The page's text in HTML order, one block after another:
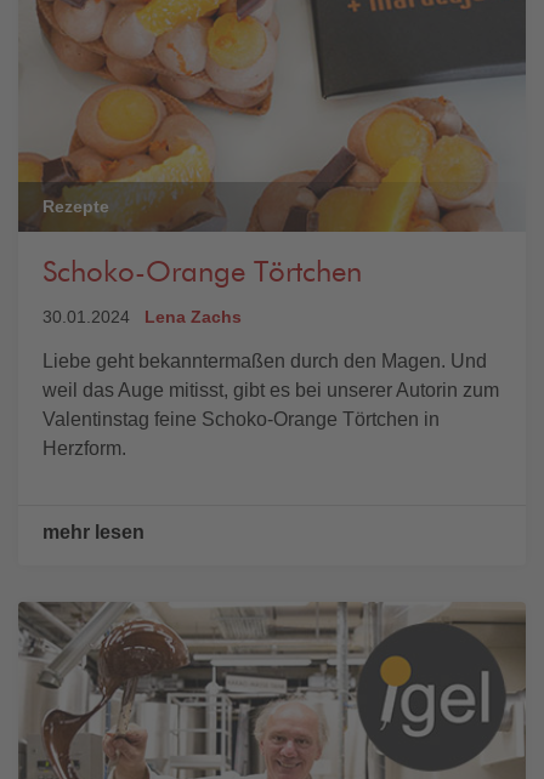
Rezepte
Schoko-Orange Törtchen
30.01.2024 Lena Zachs
Liebe geht bekanntermaßen durch den Magen. Und
weil das Auge mitisst, gibt es bei unserer Autorin zum
Valentinstag feine Schoko-Orange Törtchen in
Herzform.
mehr lesen